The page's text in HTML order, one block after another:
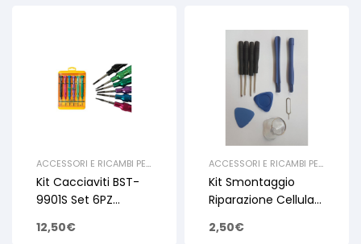
ACCESSORI E RICAMBI PER
SMARTPHONE E TABLET
CACCIAVITE
Kit Cacciaviti BST-
9901S Set 6PZ
Taglio 2.0mm/TORX
12,50€
ACCESSORI E RICAMBI PER
SMARTPHONE E TABLET
CACCIAVITE,NOVA
YOUNG
Kit Smontaggio
Riparazione Cellulari
Tablet Set Utensili
2,50€